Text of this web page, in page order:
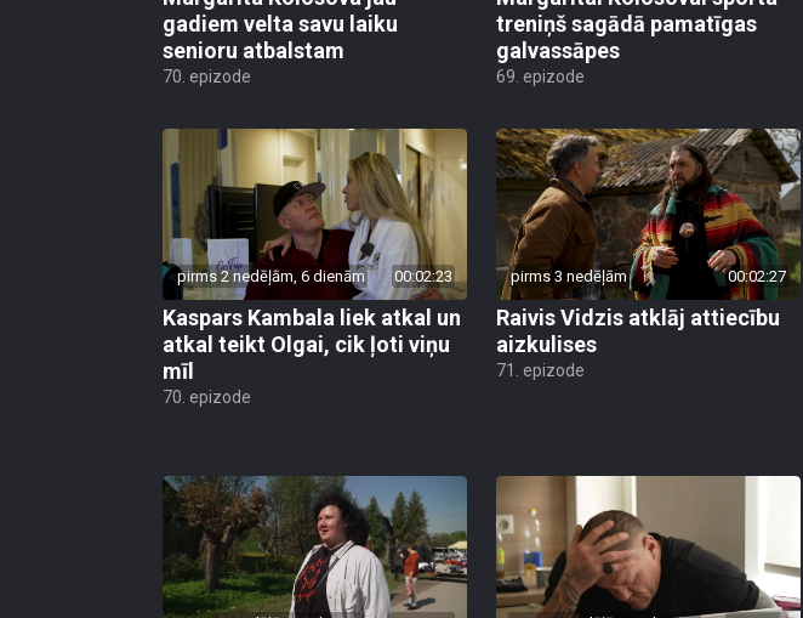
gadiem velta savu laiku
senioru atbalstam
70. epizode
treniņš sagādā pamatīgas
galvassāpes
69. epizode
pirms 2 nedēļām, 6 dienām 00:02:23
Kaspars Kambala liek atkal un
atkal teikt Olgai, cik ļoti viņu
mīl
70. epizode
pirms 3 nedēļām 00:02:27
Raivis Vidzis atklāj attiecību
aizkulises
71. epizode